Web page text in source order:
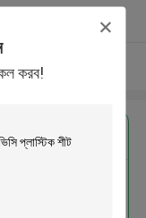
করব!
প্লাস্টিক শীট